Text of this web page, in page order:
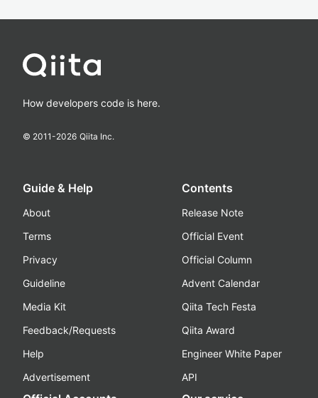
How developers code is here.
© 2011-2026 Qiita Inc.
Guide & Help
About
Terms
Privacy
Guideline
Media Kit
Feedback/Requests
Help
Advertisement
Contents
Release Note
Official Event
Official Column
Advent Calendar
Qiita Tech Festa
Qiita Award
Engineer White Paper
API